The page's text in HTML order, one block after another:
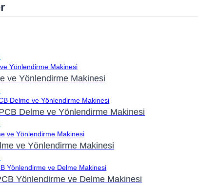
ve Yönlendirme Makinesi
Delme ve Yönlendirme Makinesi
ve Yönlendirme Makinesi
Yönlendirme ve Delme Makinesi